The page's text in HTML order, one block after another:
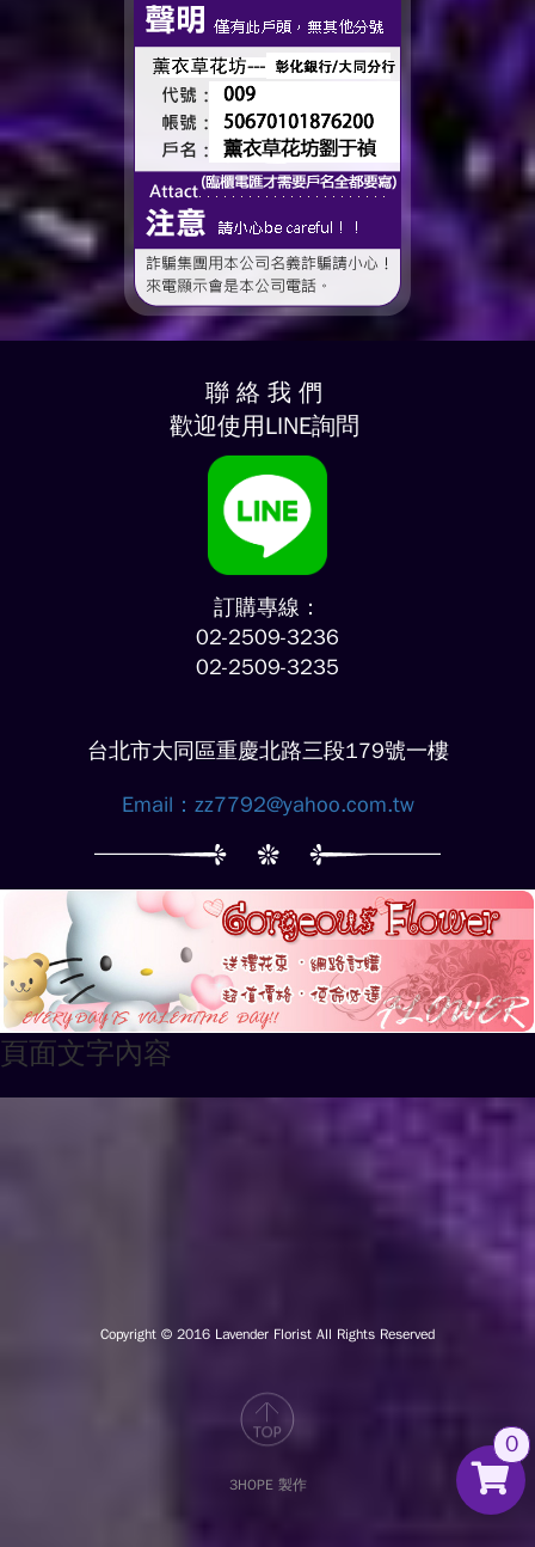
聯 絡 我 們
歡迎使用LINE詢問
訂購專線：
02-2509-3236
02-2509-3235
台北市大同區重慶北路三段179號一樓
Email： zz7792@yahoo.com.tw
頁面文字內容
Copyright © 2016 Lavender Florist All Rights Reserved
3HOPE 製作
0